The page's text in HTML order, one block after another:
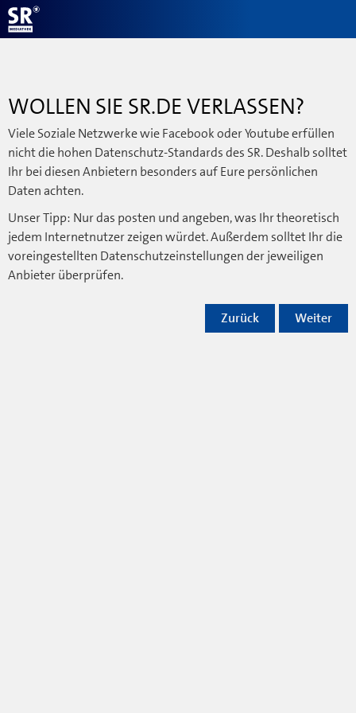
WOLLEN SIE SR.DE VERLASSEN?
Viele Soziale Netzwerke wie Facebook oder Youtube erfüllen
nicht die hohen Datenschutz-Standards des SR. Deshalb solltet
Ihr bei diesen Anbietern besonders auf Eure persönlichen
Daten achten.
Unser Tipp: Nur das posten und angeben, was Ihr theoretisch
jedem Internetnutzer zeigen würdet. Außerdem solltet Ihr die
voreingestellten Datenschutzeinstellungen der jeweiligen
Anbieter überprüfen.
Weiter
Zurück